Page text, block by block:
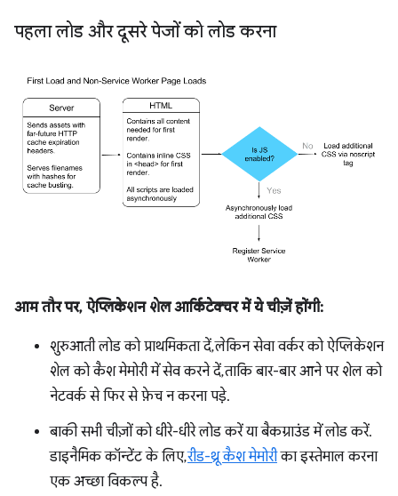
पहला लोड और दूसरे पेजों को लोड करना
आम तौर पर, ऐप्लिकेशन शेल आर्किटेक्चर में ये चीज़ें होंगी:
शुरुआती लोड को प्राथमिकता दें, लेकिन सेवा वर्कर को ऐप्लिकेशन
शेल को कैश मेमोरी में सेव करने दें, ताकि बार-बार आने पर शेल को
नेटवर्क से फिर से फ़ेच न करना पड़े.
बाकी सभी चीज़ों को धीरे-धीरे लोड करें या बैकग्राउंड में लोड करें.
डाइनैमिक कॉन्टेंट के लिए,रीड-थ्रू कैश मेमोरीका इस्तेमाल करना
एक अच्छा विकल्प है.